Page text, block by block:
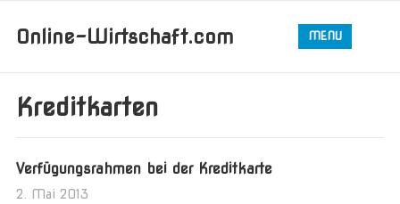
Online-Wirtschaft.com MENU
Kreditkarten
Verfügungsrahmen bei der Kreditkarte
2. Mai 2013